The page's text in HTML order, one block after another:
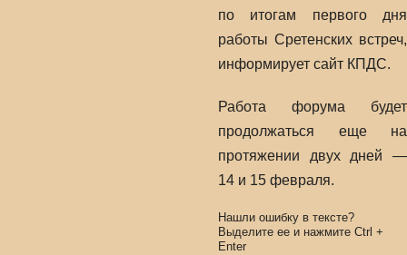
по итогам первого дня
работы Сретенских встреч,
информирует сайт КПДС.
Работа форума будет
продолжаться еще на
протяжении двух дней —
14 и 15 февраля.
Нашли ошибку в тексте?
Выделите ее и нажмите Ctrl +
Enter